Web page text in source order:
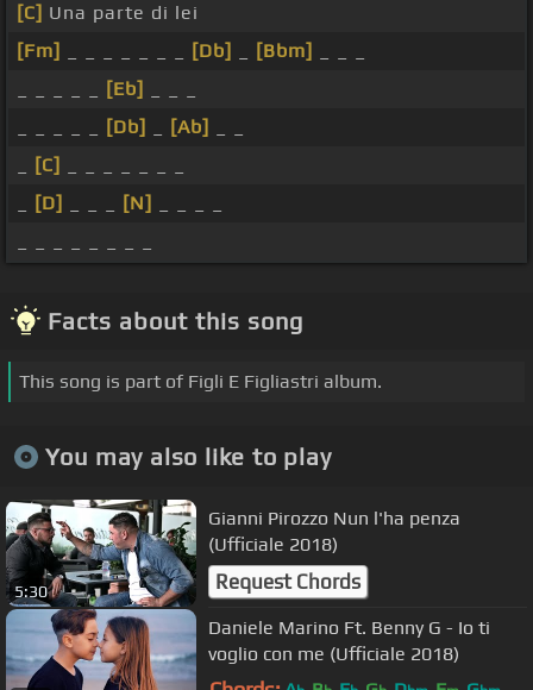
[C] Una parte di lei
[Fm]
[Db] [Bbm]
[Eb]
[Db] [Ab]
[C]
[D] [N]
Facts about this song
This song is part of Figli E Figliastri album.
You may also like to play
5:30
Gianni Pirozzo Nun l'ha penza
(Ufficiale 2018)
Request Chords
Daniele Marino Ft. Benny G - Io ti
voglio con me (Ufficiale 2018)